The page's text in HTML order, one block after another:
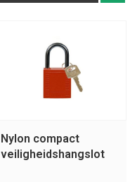
Nylon compact
veiligheidshangslot